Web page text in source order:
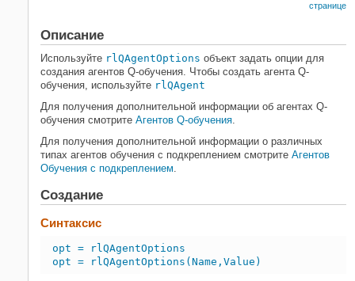
rlQAgentOptions
НА ЭТОЙ СТРАНИЦЕ
Описание
Создание
Свойства
Функции объекта
Примеры
Смотрите также
странице
Описание
Используйте rlQAgentOptions объект задать опции для
создания агентов Q-обучения. Чтобы создать агента Q-
обучения, используйте rlQAgent
Для получения дополнительной информации об агентах Q-
обучения смотрите Агентов Q-обучения.
Для получения дополнительной информации о различных
типах агентов обучения с подкреплением смотрите Агентов
Обучения с подкреплением.
Создание
Синтаксис
opt = rlQAgentOptions
opt = rlQAgentOptions(Name,Value)